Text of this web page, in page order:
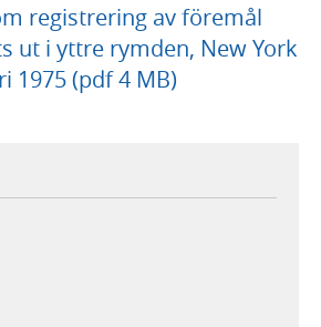
registrering av föremål
ut i yttre rymden, New York
1975 (pdf 4 MB)
i ny flik, extern webbplats,
flik, extern webbplats,
i ny flik, extern webbplats,
din e-postklient,